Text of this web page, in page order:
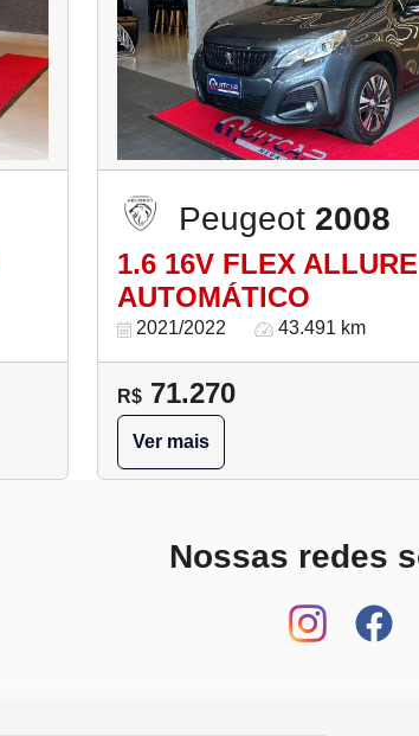
Peugeot 2008
1.6 16V FLEX
AUTOMÁTICO
2021/2022 43.491 km
R$ 71.270
Ver mais
Nossas redes